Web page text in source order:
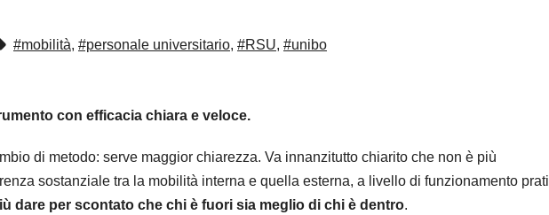
#mobilità, #personale universitario, #RSU, #unibo
con efficacia chiara e veloce.
di metodo: serve maggior chiarezza. Va innanzitutto chiarito che non è più
sostanziale tra la mobilità interna e quella esterna, a livello di funzionamento
dare per scontato che chi è fuori sia meglio di chi è dentro.